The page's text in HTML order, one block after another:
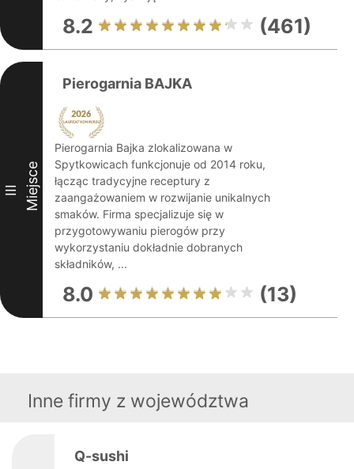
8.2 (461)
III Miejsce
Pierogarnia BAJKA
Pierogarnia Bajka zlokalizowana w
Spytkowicach funkcjonuje od 2014 roku,
łącząc tradycyjne receptury z
zaangażowaniem w rozwijanie unikalnych
smaków. Firma specjalizuje się w
przygotowywaniu pierogów przy
wykorzystaniu dokładnie dobranych
składników, ...
8.0 (13)
Inne firmy z województwa
Q-sushi